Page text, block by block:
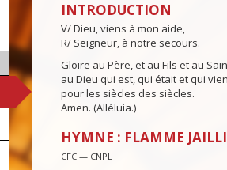
INTRODUCTION
V/ Dieu, viens à mon aide,
R/ Seigneur, à notre secours.
Gloire au Père, et au Fils et au
au Dieu qui est, qui était et qui
pour les siècles des siècles.
Amen. (Alléluia.)
HYMNE : FLAMME
CFC — CNPL